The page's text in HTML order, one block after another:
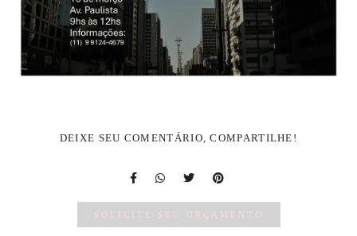
DEIXE SEU COMENTÁRIO, COMPARTILHE!
SOLICITE SEU ORÇAMENTO